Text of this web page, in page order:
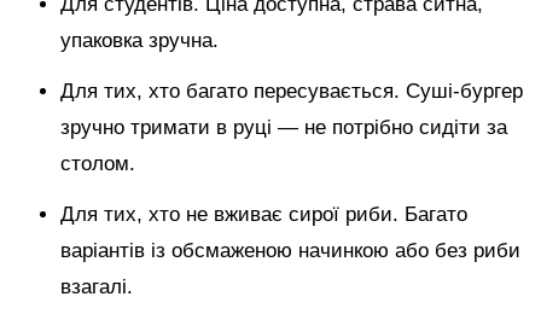
упаковка зручна.
Для тих, хто багато пересувається. Суші-бургер
зручно тримати в руці — не потрібно сидіти за
столом.
Для тих, хто не вживає сирої риби. Багато
варіантів із обсмаженою начинкою або без риби
взагалі.